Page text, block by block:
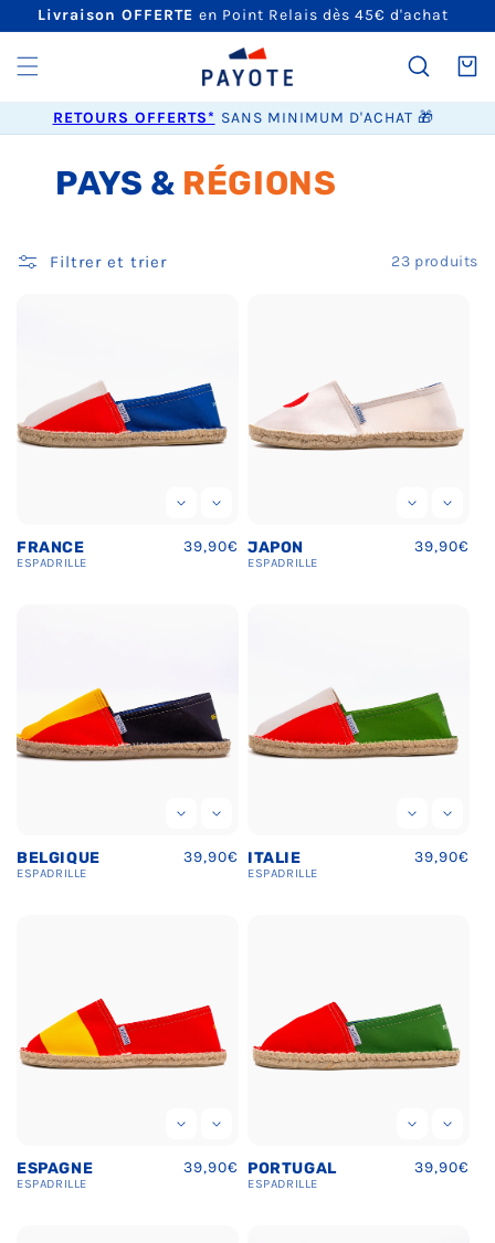
PASSER
CONTENU
Livraison OFFERTE en Point Relais dès 45€ d'achat
Panier
RETOURS OFFERTS* SANS MINIMUM D'ACHAT 🎁
Collection:
PAYS & RÉGIONS
Filtrer et trier 23 produits
ESPADRILLE
FRANCE
Prix
habituel
39,90€
ESPADRILLE
JAPON
Prix
39,90€
ESPADRILLE
BELGIQUE
Prix
habituel
39,90€
ESPADRILLE
ITALIE
Prix
39,90€
ESPADRILLE
ESPAGNE
Prix
habituel
39,90€
ESPADRILLE
PORTUGAL
Prix
39,90€